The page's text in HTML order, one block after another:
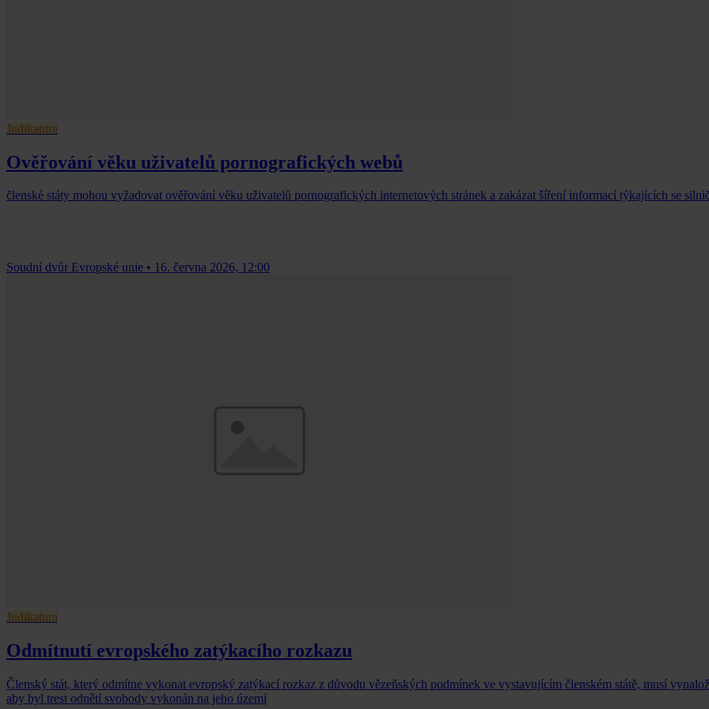
Judikatura
Ověřování věku uživatelů pornografických webů
členské státy mohou vyžadovat ověřování věku uživatelů pornografických internetových stránek a zakázat šíření informací týkajících se
Soudní dvůr Evropské unie • 16. června 2026, 12:00
Judikatura
Odmítnutí evropského zatýkacího rozkazu
Členský stát, který odmítne vykonat evropský zatýkací rozkaz z důvodu vězeňských podmínek ve vystavujícím členském státě, musí
aby byl trest odnětí svobody vykonán na jeho území